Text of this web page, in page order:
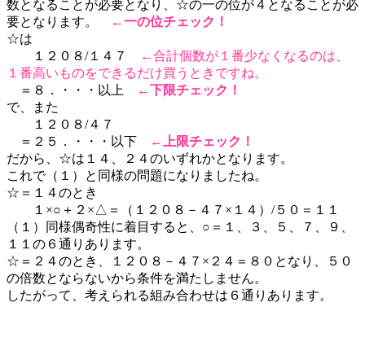
数となることが必要となり、☆の一の位が４となることが必
要となります。
←一の位チェック！
☆は
１２０８/１４７
←合計個数が１番少なくなるのは、
１番高いものをできるだけ買うときですね。
＝８．・・・以上
←下限チェック！
で、また
１２０８/４７
＝２５．・・・以下
←上限チェック！
だから、☆は１４、２４のいずれかとなります。
これで（１）と同様の問題になりましたね。
☆＝１４のとき
１×○＋２×△＝（１２０８－４７×１４）/５０＝１１
（１）同様偶奇性に着目すると、○＝１、３、５、７、９、
１１の６通りあります。
☆＝２４のとき、１２０８－４７×２４＝８０となり、５０
の倍数とならないから条件を満たしません。
したがって、考えられる組み合わせは６通りあります。